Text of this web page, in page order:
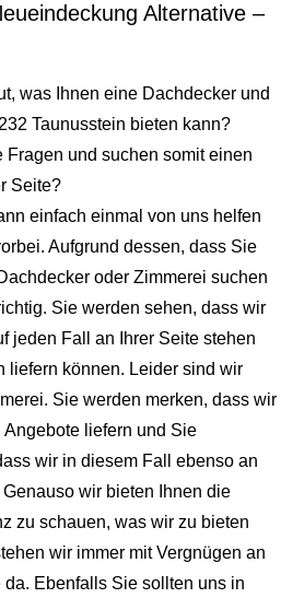
Alternative –
was Ihnen eine Dachdecker und
Taunusstein bieten kann?
und suchen somit einen
Seite?
einfach einmal von uns helfen
Aufgrund dessen, dass Sie
oder Zimmerei suchen
Sie werden sehen, dass wir
jeden Fall an Ihrer Seite stehen
liefern können. Leider sind wir
Sie werden merken, dass wir
liefern und Sie
wir in diesem Fall ebenso an
Genauso wir bieten Ihnen die
zu schauen, was wir zu bieten
wir immer mit Vergnügen an
da. Ebenfalls Sie sollten uns in